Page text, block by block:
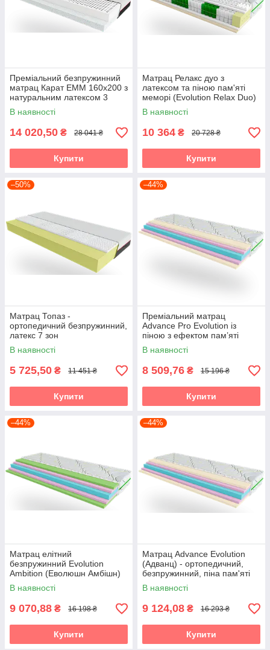
Преміальний безпружинний
матрац Карат EMM 160х200 з
натуральним латексом 3
Zone та піною Orthogel
В наявності
14 020,50 ₴ 28 041 ₴
Купити
Матрац Релакс дуо з
латексом та піною пам'яті
меморі (Evolution Relax Duo)
В наявності
10 364 ₴ 20 728 ₴
Купити
–50%
Матрац Топаз -
ортопедичний безпружинний,
латекс 7 зон
В наявності
5 725,50 ₴ 11 451 ₴
Купити
–44%
Преміальний матрац
Advance Pro Evolution із
піною з ефектом пам’яті
Memory Foam (Advance Pro)
В наявності
8 509,76 ₴ 15 196 ₴
Купити
–44%
Матрац елітний
безпружинний Evolution
Ambition (Еволюшн Амбішн)
В наявності
9 070,88 ₴ 16 198 ₴
Купити
–44%
Матрац Advance Evolution
(Адванц) - ортопедичний,
безпружинний, піна пам'яті
меморі
В наявності
9 124,08 ₴ 16 293 ₴
Купити